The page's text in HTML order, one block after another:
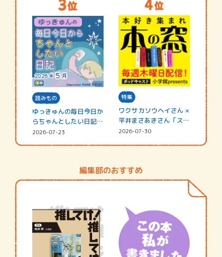
読みもの
ゆっきゅんの毎日今日か
らちゃんとしたい日記
☆202…
2026-07-23
特集
ワクサカソウヘイさん ×
平井まさあきさん「スペ
シャ…
2026-07-30
編集部のおすすめ